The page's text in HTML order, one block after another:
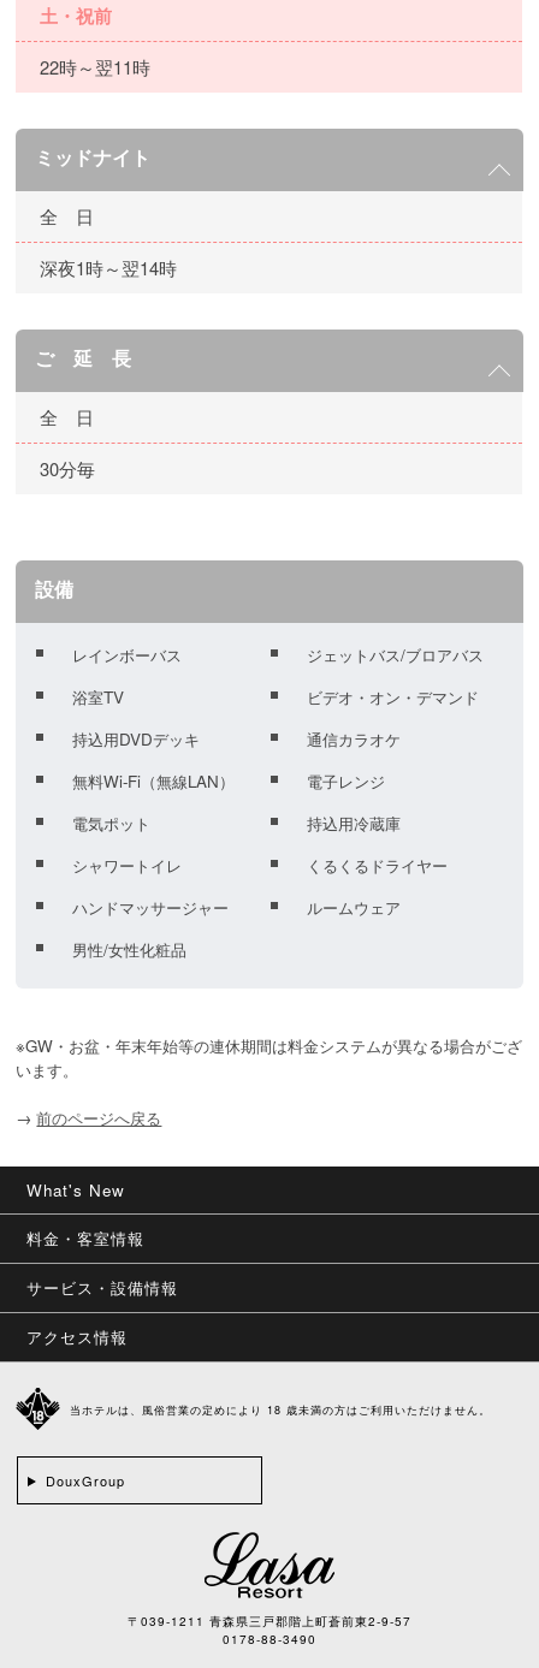
土・祝前
22時～翌11時
ミッドナイト
全 日
深夜1時～翌14時
ご 延 長
全 日
30分毎
設備
レインボーバス
ジェットバス/ブロアバス
浴室TV
ビデオ・オン・デマンド
持込用DVDデッキ
通信カラオケ
無料Wi-Fi（無線LAN）
電子レンジ
電気ポット
持込用冷蔵庫
シャワートイレ
くるくるドライヤー
ハンドマッサージャー
ルームウェア
男性/女性化粧品
※GW・お盆・年末年始等の連休期間は料金システムが異なる場合がござ
います。
→ 前のページへ戻る
What's New
料金・客室情報
サービス・設備情報
アクセス情報
当ホテルは、風俗営業の定めにより 18 歳未満の方はご利用いただけません。
DouxGroup
〒039-1211 青森県三戸郡階上町蒼前東2-9-57
0178-88-3490